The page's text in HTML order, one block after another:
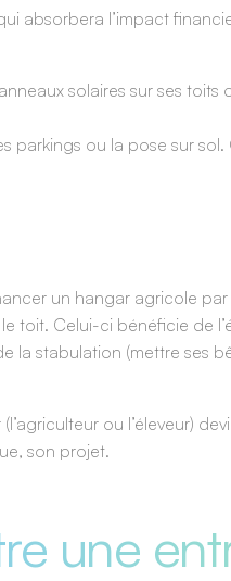
absorbera l’impact
solaires sur ses toits
parkings ou la pose sur
un hangar agricole par
Celui-ci bénéficie de
stabulation (mettre ses
ou l’éleveur)
son projet.
une